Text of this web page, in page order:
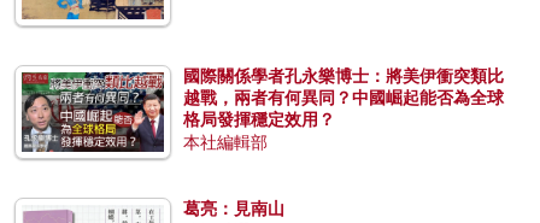
國際關係學者孔永樂博士：將美伊衝突類比
越戰，兩者有何異同？中國崛起能否為全球
格局發揮穩定效用？
本社編輯部
葛亮：見南山